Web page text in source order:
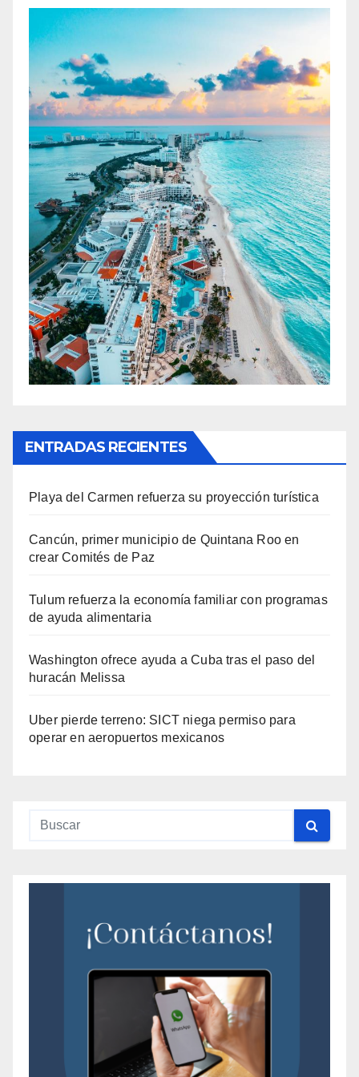
ENTRADAS RECIENTES
Playa del Carmen refuerza su proyección turística
Cancún, primer municipio de Quintana Roo en
crear Comités de Paz
Tulum refuerza la economía familiar con programas
de ayuda alimentaria
Washington ofrece ayuda a Cuba tras el paso del
huracán Melissa
Uber pierde terreno: SICT niega permiso para
operar en aeropuertos mexicanos